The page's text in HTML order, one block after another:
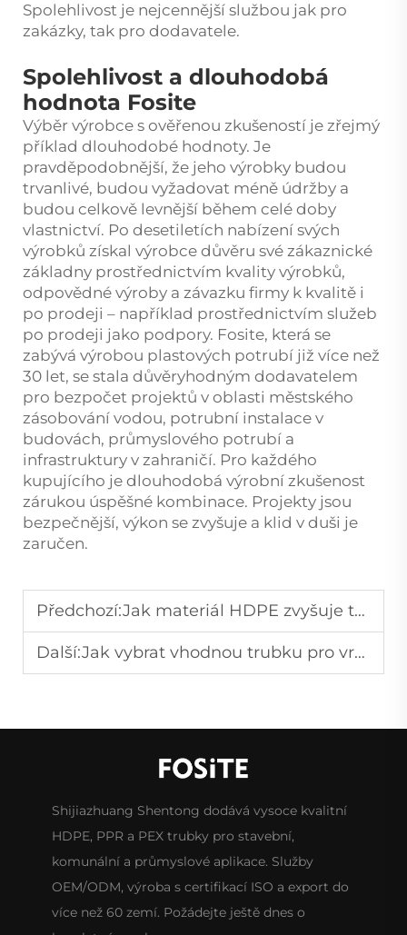
Spolehlivost je nejcennější službou jak pro
zakázky, tak pro dodavatele.
Spolehlivost a dlouhodobá
hodnota Fosite
Výběr výrobce s ověřenou zkušeností je zřejmý
příklad dlouhodobé hodnoty. Je
pravděpodobnější, že jeho výrobky budou
trvanlivé, budou vyžadovat méně údržby a
budou celkově levnější během celé doby
vlastnictví. Po desetiletích nabízení svých
výrobků získal výrobce důvěru své zákaznické
základny prostřednictvím kvality výrobků,
odpovědné výroby a závazku firmy k kvalitě i
po prodeji – například prostřednictvím služeb
po prodeji jako podpory. Fosite, která se
zabývá výrobou plastových potrubí již více než
30 let, se stala důvěryhodným dodavatelem
pro bezpočet projektů v oblasti městského
zásobování vodou, potrubní instalace v
budovách, průmyslového potrubí a
infrastruktury v zahraničí. Pro každého
kupujícího je dlouhodobá výrobní zkušenost
zárukou úspěšné kombinace. Projekty jsou
bezpečnější, výkon se zvyšuje a klid v duši je
zaručen.
Předchozí:Jak materiál HDPE zvyšuje trvanlivost potrubí?
Další:Jak vybrat vhodnou trubku pro vrtanou studnu pro hluboké vrty?
Shijiazhuang Shentong dodává vysoce kvalitní
HDPE, PPR a PEX trubky pro stavební,
komunální a průmyslové aplikace. Služby
OEM/ODM, výroba s certifikací ISO a export do
více než 60 zemí. Požádejte ještě dnes o